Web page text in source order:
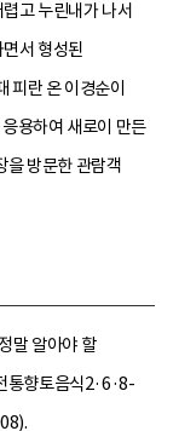
고 누린내가 나서
서 형성된
피란 온 이경순이
용하여 새로이 만든
을 방문한 관람객
말 알아야 할
통향토음식2·6·8-